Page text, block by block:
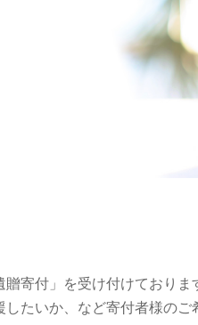
寄付」を受け付けておりま
たいか、など寄付者様のご